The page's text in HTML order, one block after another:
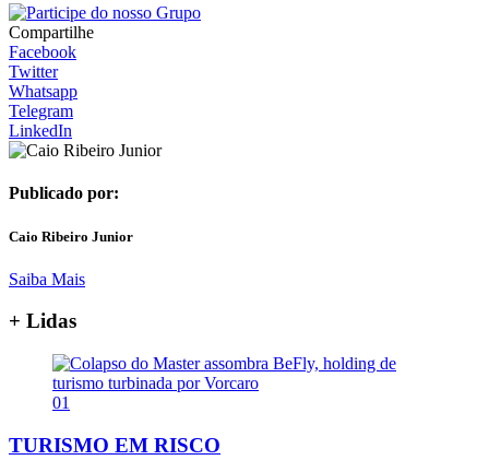
Compartilhe
Facebook
Twitter
Whatsapp
Telegram
LinkedIn
Publicado por:
Caio Ribeiro Junior
Saiba Mais
+ Lidas
01
TURISMO EM RISCO